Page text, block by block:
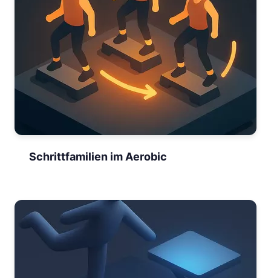
Schrittfamilien im Aerobic